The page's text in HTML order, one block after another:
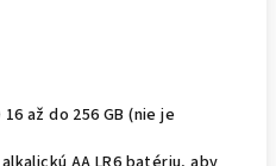
až do 256 GB (nie je